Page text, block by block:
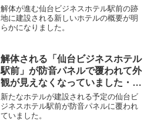
「（仮称）仙台駅前ホテル計画新
築工事」・2026年7月
解体が進む仙台ビジネスホテル駅前の跡
地に建設される新しいホテルの概要が明
らかになりました。
解体される「仙台ビジネスホテル
駅前」が防音パネルで覆われて外
観が見えなくなっていました・
2026年4月
新たなホテルが建設される予定の仙台ビ
ジネスホテル駅前が防音パネルに覆われ
ていました。